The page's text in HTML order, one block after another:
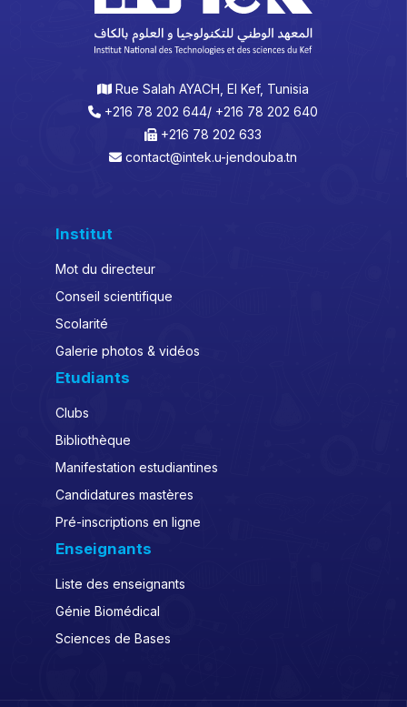
Rue Salah AYACH, El Kef, Tunisia
+216 78 202 644/ +216 78 202 640
+216 78 202 633
contact@intek.u-jendouba.tn
Institut
Mot du directeur
Conseil scientifique
Scolarité
Galerie photos & vidéos
Etudiants
Clubs
Bibliothèque
Manifestation estudiantines
Candidatures mastères
Pré-inscriptions en ligne
Enseignants
Liste des enseignants
Génie Biomédical
Sciences de Bases